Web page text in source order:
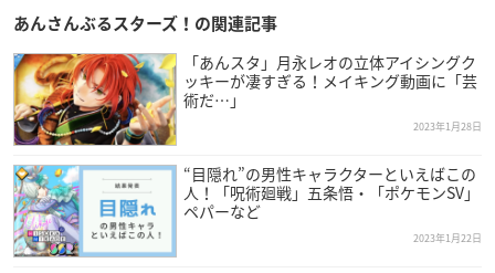
斎宮宗：高橋広樹
逆先夏目：野島健児
青葉つむぎ：石川界人
天祥院英智：緑川光
乱凪砂：諏訪部順一
巴日和：花江夏樹
※敬称略
あんさんぶるスターズ！の関連記事
「あんスタ」月永レオの立体アイシングク
ッキーが凄すぎる！メイキング動画に「芸
術だ…」
2023年1月28日
“目隠れ”の男性キャラクターといえばこの
人！「呪術廻戦」五条悟・「ポケモンSV」
ペパーなど
2023年1月22日